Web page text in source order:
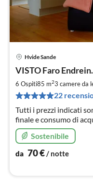
Hvide Sande
VISTO Faro
6 Ospiti85 m23 camere da
22
Tutti i prezzi indicati
finale e consumo di
Sostenibile
da 70€/ notte